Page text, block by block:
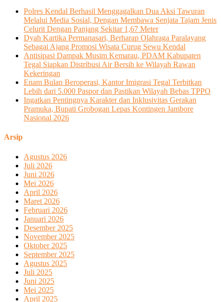
Polres Kendal Berhasil Menggagalkan Dua Aksi Tawuran
Melalui Media Sosial, Dengan Membawa Senjata Tajam Jenis
Celurit Dengan Panjang Sekitar 1,67 Meter
Dyah Kartika Permanasari, Berharap Olahraga Paralayang
Sebagai Ajang Promosi Wisata Curug Sewu Kendal
Antisipasi Dampak Musim Kemarau, PDAM Kabupaten
Tegal Siapkan Distribusi Air Bersih ke Wilayah Rawan
Kekeringan
Enam Bulan Beroperasi, Kantor Imigrasi Tegal Terbitkan
Lebih dari 5.000 Paspor dan Pastikan Wilayah Bebas TPPO
Ingatkan Pentingnya Karakter dan Inklusivitas Gerakan
Pramuka, Bupati Grobogan Lepas Kontingen Jambore
Nasional 2026
Arsip
Agustus 2026
Juli 2026
Juni 2026
Mei 2026
April 2026
Maret 2026
Februari 2026
Januari 2026
Desember 2025
November 2025
Oktober 2025
September 2025
Agustus 2025
Juli 2025
Juni 2025
Mei 2025
April 2025